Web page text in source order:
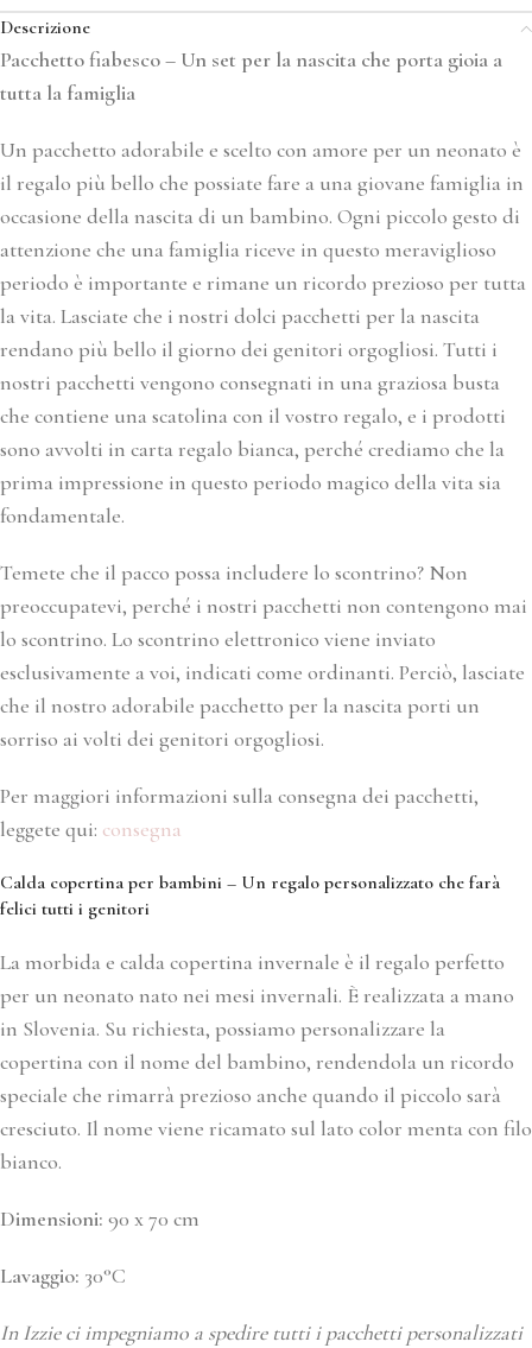
Descrizione
Pacchetto fiabesco – Un set per la nascita che porta gioia a
tutta la famiglia
Un pacchetto adorabile e scelto con amore per un neonato è
il regalo più bello che possiate fare a una giovane famiglia in
occasione della nascita di un bambino. Ogni piccolo gesto di
attenzione che una famiglia riceve in questo meraviglioso
periodo è importante e rimane un ricordo prezioso per tutta
la vita. Lasciate che i nostri dolci pacchetti per la nascita
rendano più bello il giorno dei genitori orgogliosi. Tutti i
nostri pacchetti vengono consegnati in una graziosa busta
che contiene una scatolina con il vostro regalo, e i prodotti
sono avvolti in carta regalo bianca, perché crediamo che la
prima impressione in questo periodo magico della vita sia
fondamentale.
Temete che il pacco possa includere lo scontrino? Non
preoccupatevi, perché i nostri pacchetti non contengono mai
lo scontrino. Lo scontrino elettronico viene inviato
esclusivamente a voi, indicati come ordinanti. Perciò, lasciate
che il nostro adorabile pacchetto per la nascita porti un
sorriso ai volti dei genitori orgogliosi.
Per maggiori informazioni sulla consegna dei pacchetti,
leggete qui: consegna
Calda copertina per bambini – Un regalo personalizzato che farà
felici tutti i genitori
La morbida e calda copertina invernale è il regalo perfetto
per un neonato nato nei mesi invernali. È realizzata a mano
in Slovenia. Su richiesta, possiamo personalizzare la
copertina con il nome del bambino, rendendola un ricordo
speciale che rimarrà prezioso anche quando il piccolo sarà
cresciuto. Il nome viene ricamato sul lato color menta con filo
bianco.
Dimensioni: 90 x 70 cm
Lavaggio: 30°C
In Izzie ci impegniamo a spedire tutti i pacchetti personalizzati